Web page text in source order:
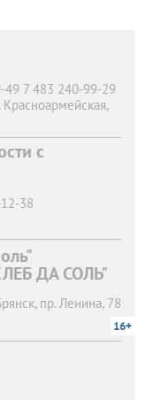
7 483 240-99-29
с
38
ДА СОЛЬ"
пр. Ленина, 78
16+